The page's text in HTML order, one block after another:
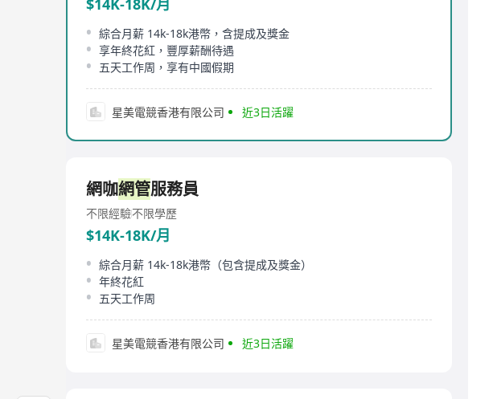
$14K-18K/月
綜合月薪 14k-18k港幣，含提成及獎金
享年終花紅，豐厚薪酬待遇
五天工作周，享有中國假期
星美電競香港有限公司 近3日活躍
網咖網管服務員
不限經驗不限學歷
$14K-18K/月
綜合月薪 14k-18k港幣（包含提成及獎金）
年終花紅
五天工作周
星美電競香港有限公司 近3日活躍